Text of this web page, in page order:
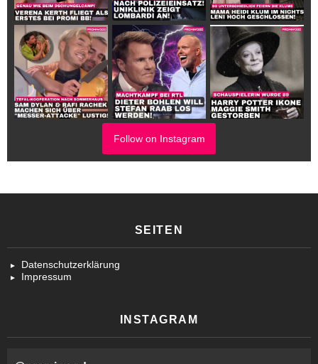
Follow on Instagram
SEITEN
Datenschutzerklärung
Impressum
INSTAGRAM